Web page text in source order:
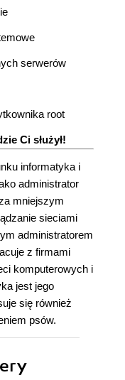
serwerów
root
Ci służył!
informatyka i
administrator
mniejszym
sieciami
administratorem
z firmami
komputerowych i
jest jego
się również
psów.